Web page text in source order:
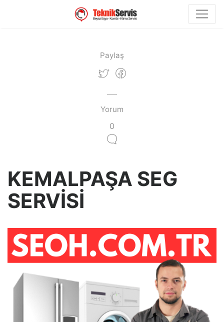
Paylaş
Yorum
0
KEMALPAŞA SEG
SERVİSİ